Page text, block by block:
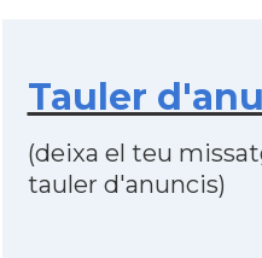
Tauler
(deixa el teu
tauler d'anuncis)